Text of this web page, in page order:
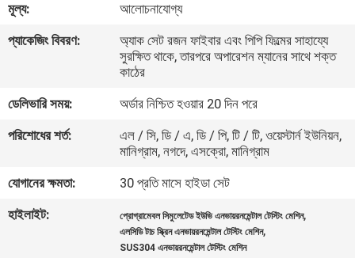
সম্পর্কে
পরিদর্শন
গুণমান
নিয়ন্ত্রণ
আমাদের
মূল্য:
আলোচনাযোগ্য
প্যাকেজিং বিবরণ:
অ্যাক সেট রজন ফাইবার এবং পিপি ফিল্মের সাহায্যে
সুরক্ষিত থাকে, তারপরে অপারেশন ম্যানের সাথে শক্ত
কাঠের
ডেলিভারি সময়:
অর্ডার নিশ্চিত হওয়ার 20 দিন পরে
পরিশোধের শর্ত:
এল / সি, ডি / এ, ডি / পি, টি / টি, ওয়েস্টার্ন ইউনিয়ন,
মানিগ্রাম, নগদে, এসক্রো, মানিগ্রাম
যোগানের ক্ষমতা:
30 প্রতি মাসে হাইডা সেট
হাইলাইট:
প্রোগ্রামেবল সিমুলেটেড ইউভি এনভায়রনমেন্টাল টেস্টিং মেশিন,
এলসিডি টাচ স্ক্রিন এনভায়রনমেন্টাল টেস্টিং মেশিন,
SUS304 এনভায়রনমেন্টাল টেস্টিং মেশিন